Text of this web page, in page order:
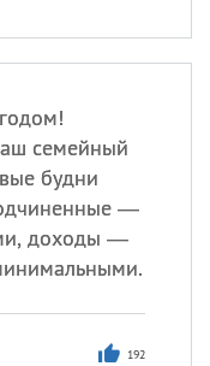
семейный
будни
—
доходы —
192